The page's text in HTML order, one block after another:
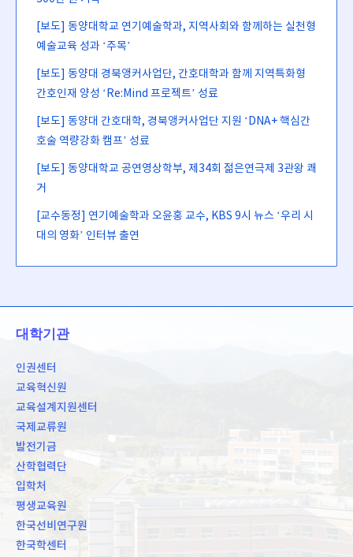
[보도] 동양대학교 연기예술학과, 지역사회와 함께하는 실천형
예술교육 성과 ‘주목’
[보도] 동양대 경북앵커사업단, 간호대학과 함께 지역특화형
간호인재 양성 ‘Re:Mind 프로젝트’ 성료
[보도] 동양대 간호대학, 경북앵커사업단 지원 ‘DNA+ 핵심간
호술 역량강화 캠프’ 성료
[보도] 동양대학교 공연영상학부, 제34회 젊은연극제 3관왕 쾌
거
[교수동정] 연기예술학과 오윤홍 교수, KBS 9시 뉴스 ‘우리 시
대의 영화’ 인터뷰 출연
대학기관
인권센터
교육혁신원
교육설계지원센터
국제교류원
발전기금
산학협력단
입학처
평생교육원
한국선비연구원
한국학센터